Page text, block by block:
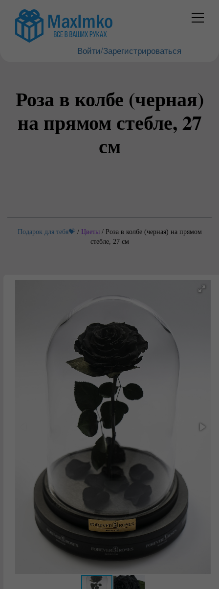
Войти/Зарегистрироваться
Роза в колбе (черная)
на прямом стебле, 27
см
Подарок для тебя💝/ Цветы/ Роза в колбе (черная) на прямом
стебле, 27 см